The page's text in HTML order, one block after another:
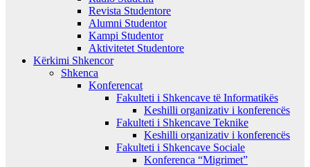
Revista Studentore
Alumni Studentor
Kampi Studentor
Aktivitetet Studentore
Kërkimi Shkencor
Shkenca
Konferencat
Fakulteti i Shkencave të Informatikës
Keshilli organizativ i konferencës
Fakulteti i Shkencave Teknike
Keshilli organizativ i konferencës
Fakulteti i Shkencave Sociale
Konferenca “Migrimet”